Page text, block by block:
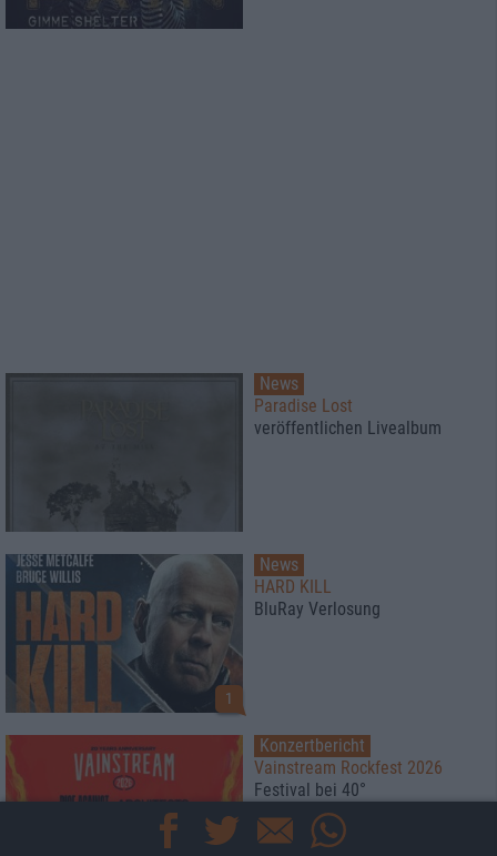
News
Paradise Lost
veröffentlichen Livealbum
1
News
HARD KILL
BluRay Verlosung
Konzertbericht
Vainstream Rockfest 2026
Festival bei 40°